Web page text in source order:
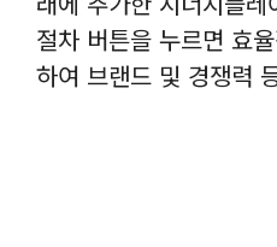
절차 버튼을 누르면 효
하여 브랜드 및 경쟁력